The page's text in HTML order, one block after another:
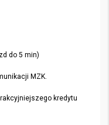
do 5 min)
MZK.
kredytu